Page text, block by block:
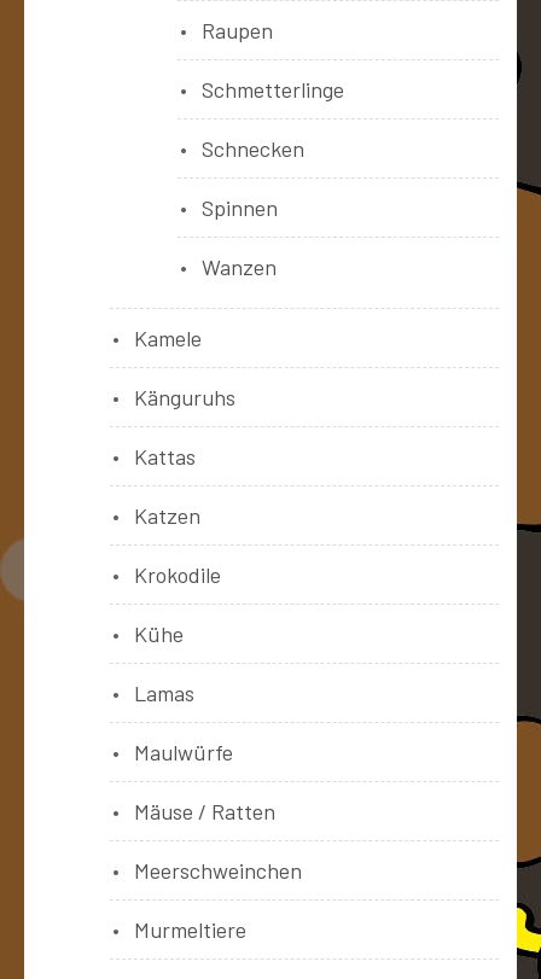
Raupen
Schmetterlinge
Schnecken
Spinnen
Wanzen
Kamele
Känguruhs
Kattas
Katzen
Krokodile
Kühe
Lamas
Maulwürfe
Mäuse / Ratten
Meerschweinchen
Murmeltiere